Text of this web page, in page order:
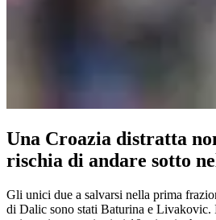
Una Croazia distratta
rischia di andare sotto
Gli unici due a salvarsi nella prima
di Dalic sono stati Baturina e